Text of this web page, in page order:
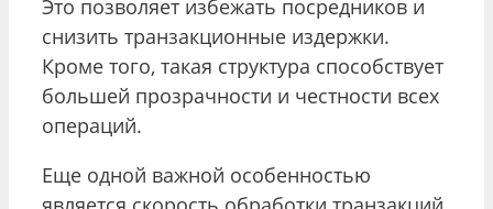
Это позволяет избежать посредников и
снизить транзакционные издержки.
Кроме того, такая структура способствует
большей прозрачности и честности всех
операций.
Еще одной важной особенностью